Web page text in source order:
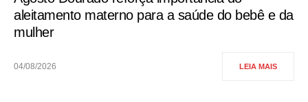
aleitamento materno para a saúde do bebê e da
mulher
04/08/2026 LEIA MAIS